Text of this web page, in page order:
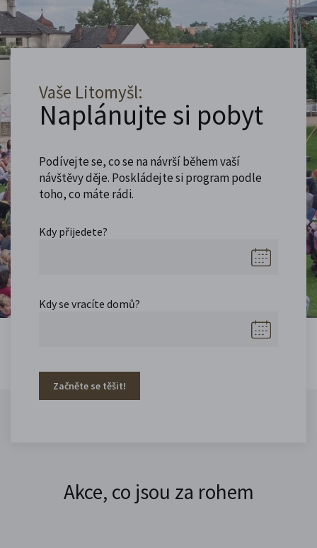
Vaše Litomyšl:
Naplánujte si pobyt
Podívejte se, co se na návrší během vaší
návštěvy děje. Poskládejte si program podle
toho, co máte rádi.
Kdy přijedete?
Kdy se vracíte domů?
Začněte se těšit!
Akce, co jsou za rohem